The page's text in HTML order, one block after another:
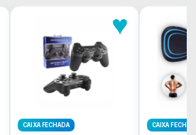
♥
CAIXA FECHADA CAIXA